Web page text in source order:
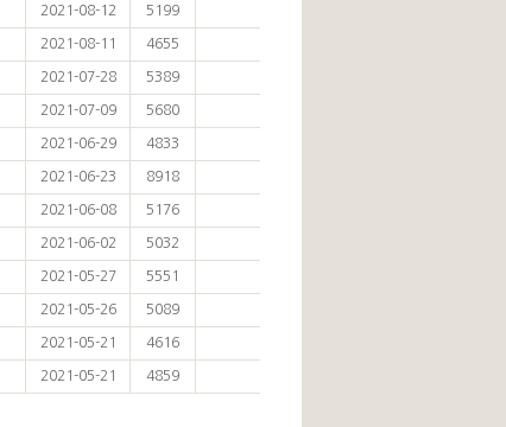
2021-08-12 5199
2021-08-11 4655
2021-07-28 5389
2021-07-09 5680
2021-06-29 4833
2021-06-23 8918
2021-06-08 5176
2021-06-02 5032
2021-05-27 5551
2021-05-26 5089
2021-05-21 4616
2021-05-21 4859